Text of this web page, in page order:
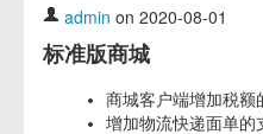
分享
关于
admin on 2020-08-01
标准版商城
商城客户端增加税额
增加物流快递面单的